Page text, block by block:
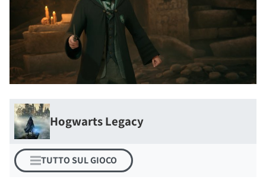
Hogwarts Legacy
TUTTO SUL GIOCO